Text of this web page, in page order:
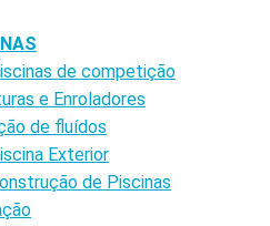
de competição
e Enroladores
de fluídos
Exterior
de Piscinas